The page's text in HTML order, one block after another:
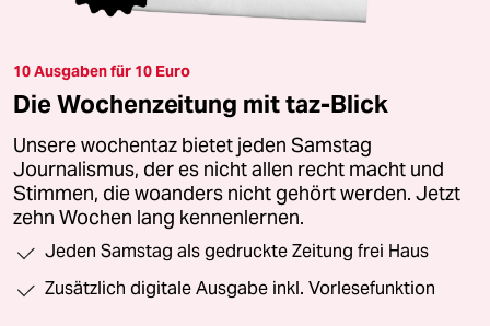
10 Ausgaben für 10 Euro
Die Wochenzeitung mit taz-Blick
Unsere wochentaz bietet jeden Samstag
Journalismus, der es nicht allen recht macht und
Stimmen, die woanders nicht gehört werden. Jetzt
zehn Wochen lang kennenlernen.
Jeden Samstag als gedruckte Zeitung frei Haus
Zusätzlich digitale Ausgabe inkl. Vorlesefunktion